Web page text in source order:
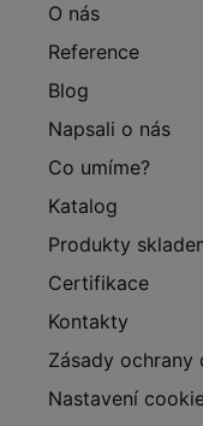
O nás
Reference
Blog
Napsali o nás
Co umíme?
Katalog
Produkty
Certifikace
Kontakty
Zásady ochrany
Nastavení